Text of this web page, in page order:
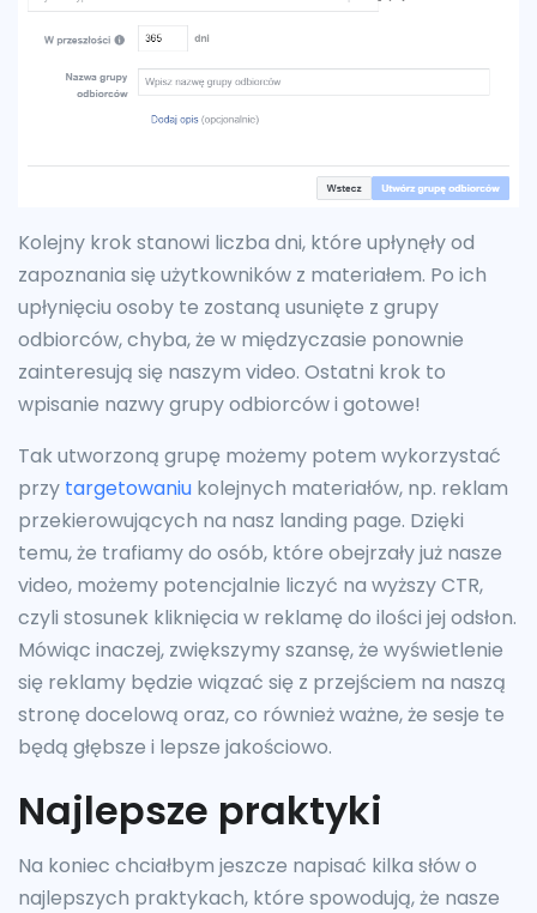
Kolejny krok stanowi liczba dni, które upłynęły od
zapoznania się użytkowników z materiałem. Po ich
upłynięciu osoby te zostaną usunięte z grupy
odbiorców, chyba, że w międzyczasie ponownie
zainteresują się naszym video. Ostatni krok to
wpisanie nazwy grupy odbiorców i gotowe!
Tak utworzoną grupę możemy potem wykorzystać
przy targetowaniu kolejnych materiałów, np. reklam
przekierowujących na nasz landing page. Dzięki
temu, że trafiamy do osób, które obejrzały już nasze
video, możemy potencjalnie liczyć na wyższy CTR,
czyli stosunek kliknięcia w reklamę do ilości jej odsłon.
Mówiąc inaczej, zwiększymy szansę, że wyświetlenie
się reklamy będzie wiązać się z przejściem na naszą
stronę docelową oraz, co również ważne, że sesje te
będą głębsze i lepsze jakościowo.
Najlepsze praktyki
Na koniec chciałbym jeszcze napisać kilka słów o
najlepszych praktykach, które spowodują, że nasze